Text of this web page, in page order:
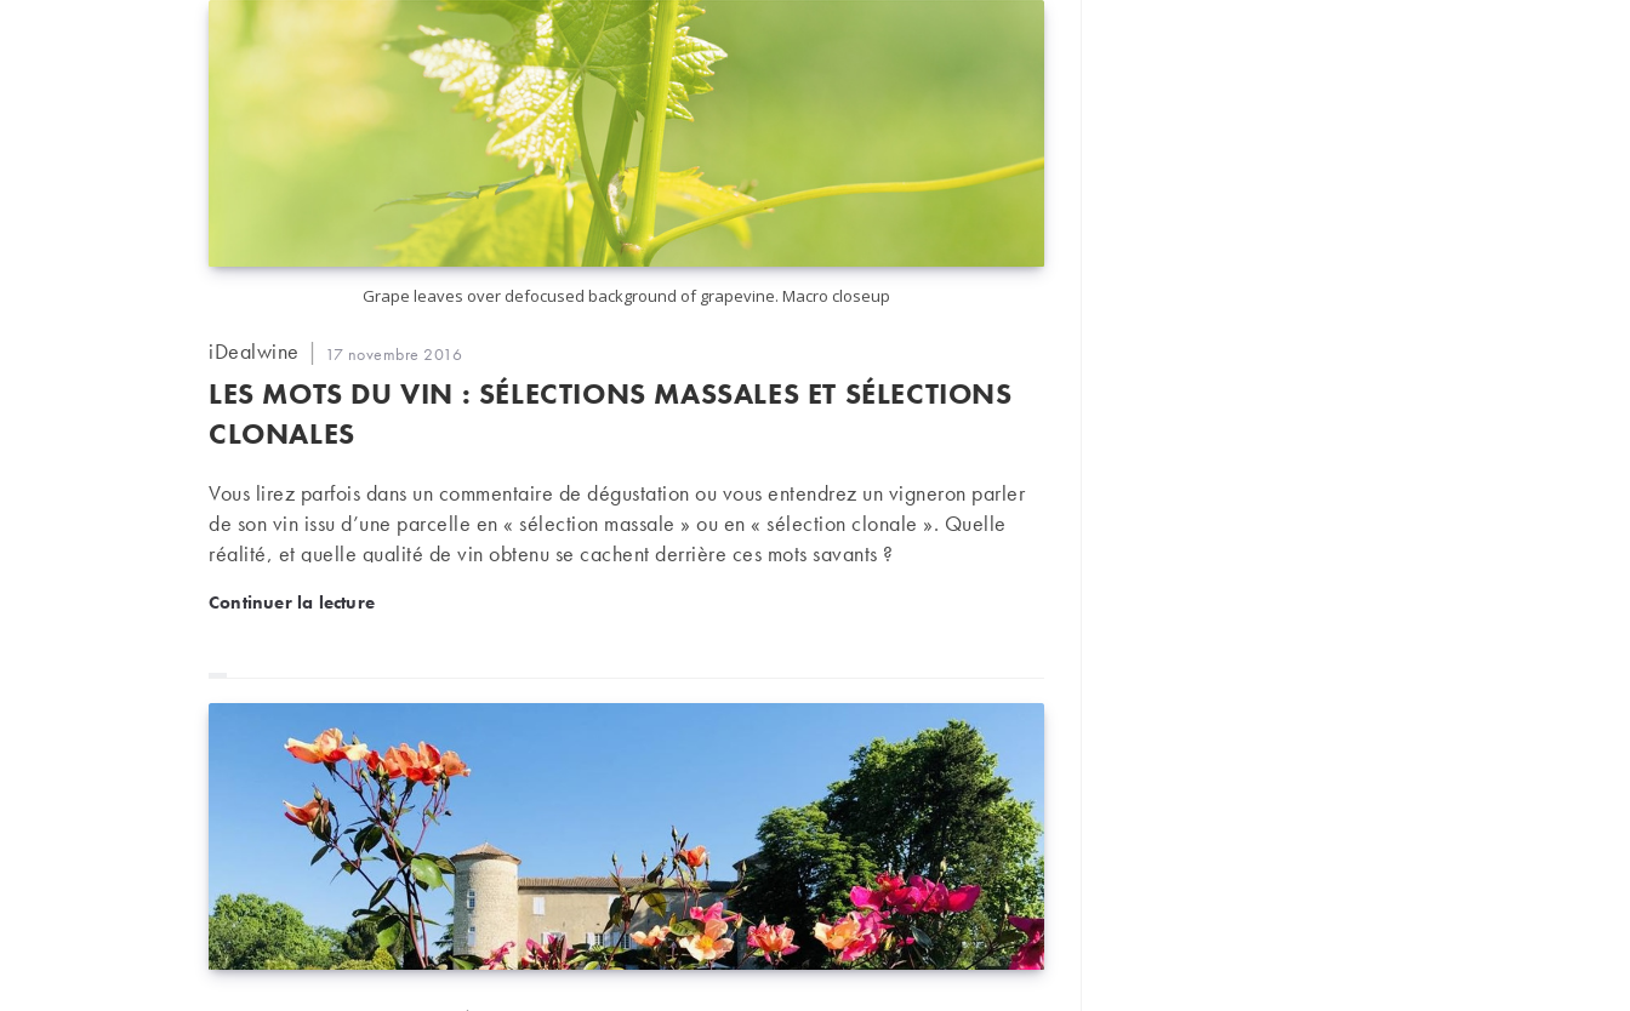
Grape leaves over defocused background of grapevine. Macro closeup
Auteur/autrice
la
publication :
iDealwine
Publication
publiée :
17 novembre 2016
LES MOTS DU VIN : SÉLECTIONS MASSALES ET SÉLECTIONS
CLONALES
Vous lirez parfois dans un commentaire de dégustation ou vous entendrez un vigneron parler
de son vin issu d’une parcelle en « sélection massale » ou en « sélection clonale ». Quelle
réalité, et quelle qualité de vin obtenu se cachent derrière ces mots savants ?
Continuer la lectureLes mots du vin : sélections massales et sélections clonales